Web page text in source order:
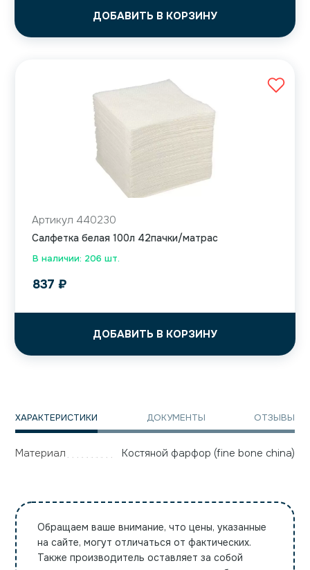
ДОБАВИТЬ В КОРЗИНУ
В наличии: 206 шт.
Артикул 440230
Салфетка белая 100л 42пачки/матрас
837 ₽
ДОБАВИТЬ В КОРЗИНУ
ХАРАКТЕРИСТИКИ ДОКУМЕНТЫ ОТЗЫВЫ
Материал Костяной фарфор (fine bone china)
Обращаем ваше внимание, что цены, указанные
на сайте, могут отличаться от фактических.
Также производитель оставляет за собой